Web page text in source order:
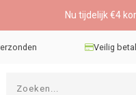
Nu tijdelijk €4
Veilig